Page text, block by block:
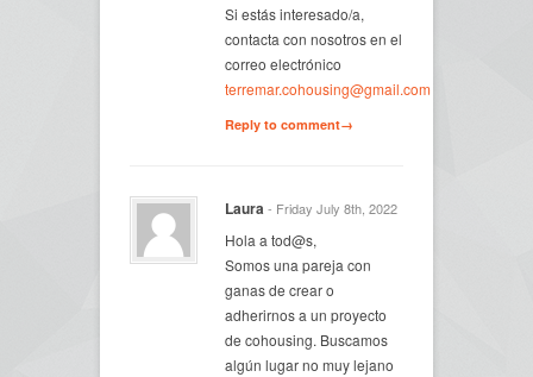
Si estás interesado/a,
contacta con nosotros en el
correo electrónico
terremar.cohousing@gmail.com
Reply to comment→
Laura- Friday July 8th, 2022
Hola a tod@s,
Somos una pareja con
ganas de crear o
adherirnos a un proyecto
de cohousing. Buscamos
algún lugar no muy lejano